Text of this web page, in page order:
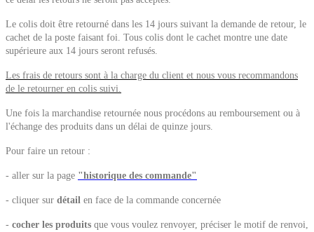
Le colis doit être retourné dans les 14 jours suivant la demande de retour, le
cachet de la poste faisant foi. Tous colis dont le cachet montre une date
supérieure aux 14 jours seront refusés.
Les frais de retours sont à la charge du client et nous vous recommandons
de le retourner en colis suivi.
Une fois la marchandise retournée nous procédons au remboursement ou à
l'échange des produits dans un délai de quinze jours.
Pour faire un retour :
- aller sur la page "historique des commande"
- cliquer sur détail en face de la commande concernée
- cocher les produits que vous voulez renvoyer, préciser le motif de renvoi,